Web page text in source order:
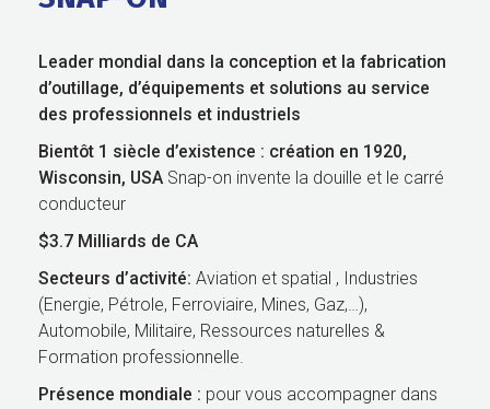
Leader mondial dans la conception et la fabrication
d’outillage, d’équipements et solutions au service
des professionnels et industriels
Bientôt 1 siècle d’existence : création en 1920,
Wisconsin, USA Snap-on invente la douille et le carré
conducteur
$3.7 Milliards de CA
Secteurs d’activité: Aviation et spatial , Industries
(Energie, Pétrole, Ferroviaire, Mines, Gaz,…),
Automobile, Militaire, Ressources naturelles &
Formation professionnelle.
Présence mondiale : pour vous accompagner dans